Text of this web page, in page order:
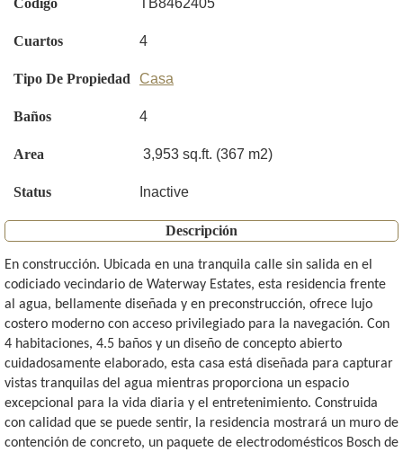
Código TB8462405
Cuartos 4
Tipo De Propiedad Casa
Baños 4
Area 3,953 sq.ft. (367 m2)
Status Inactive
Descripción
En construcción. Ubicada en una tranquila calle sin salida en el
codiciado vecindario de Waterway Estates, esta residencia frente
al agua, bellamente diseñada y en preconstrucción, ofrece lujo
costero moderno con acceso privilegiado para la navegación. Con
4 habitaciones, 4.5 baños y un diseño de concepto abierto
cuidadosamente elaborado, esta casa está diseñada para capturar
vistas tranquilas del agua mientras proporciona un espacio
excepcional para la vida diaria y el entretenimiento. Construida
con calidad que se puede sentir, la residencia mostrará un muro de
contención de concreto, un paquete de electrodomésticos Bosch de